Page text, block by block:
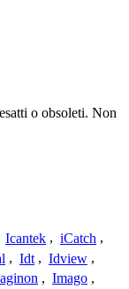
o obsoleti. Non
Icantek , iCatch ,
, Idt , Idview ,
, Imago ,